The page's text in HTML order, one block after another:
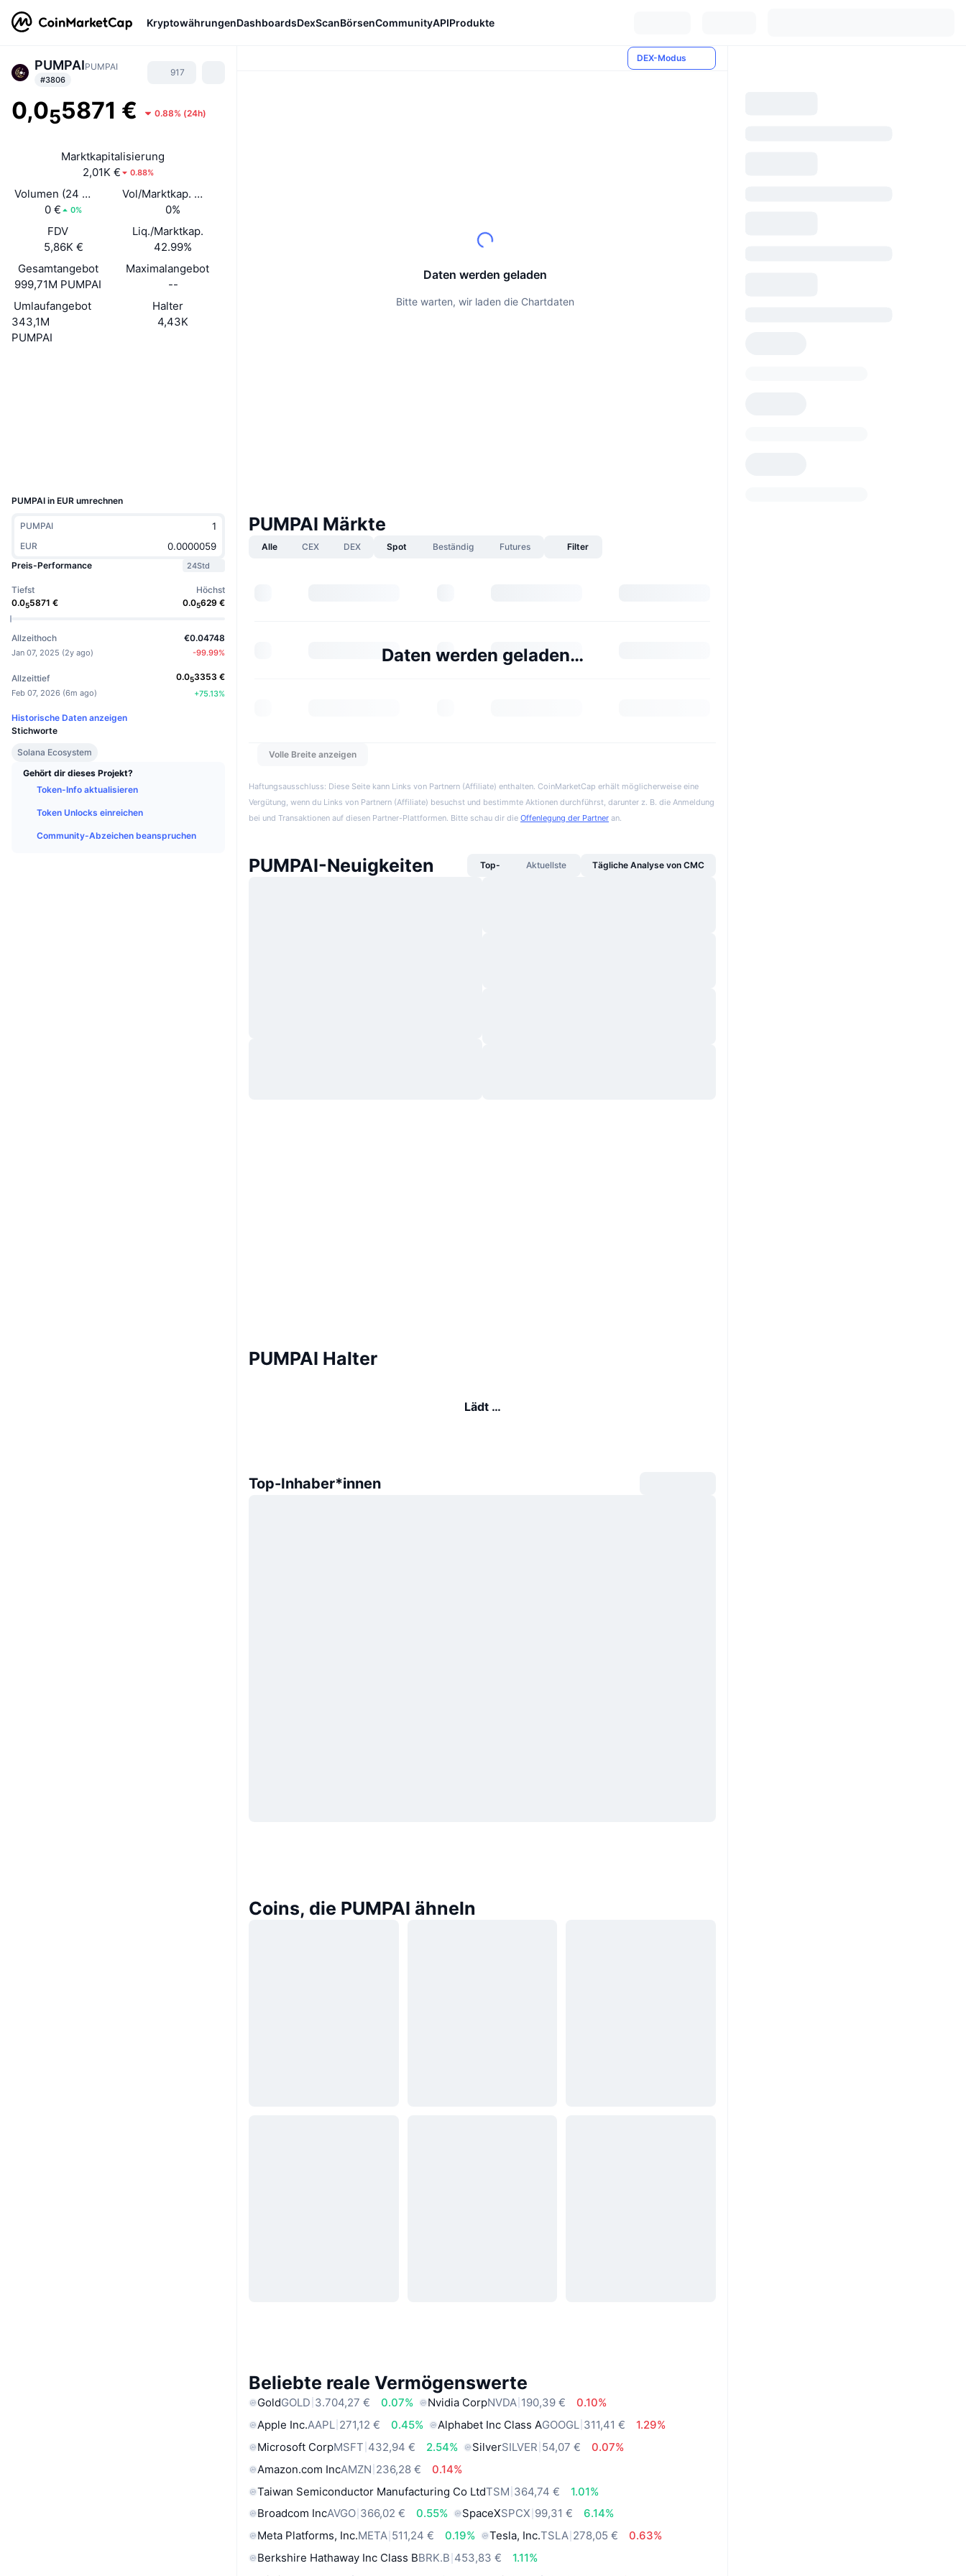
KryptowährungenDashboardsDexScanBörsenCommunityAPIProdukte
PUMPAIPUMPAI
#3806
917
0,055871 € 0.88% (24h)
Marktkapitalisierung
2,01K €
0.88%
Volumen (24 Std.)
0 €
0%
Vol/Marktkap. (24 h)
0%
FDV
5,86K €
Liq./Marktkap.
42.99%
Gesamtangebot
999,71M PUMPAI
Maximalangebot
--
Umlaufangebot
343,1M
PUMPAI
Halter
4,43K
PUMPAI in EUR umrechnen
PUMPAI
EUR
Preis-Performance
24Std
Tiefst
0.055871 €
Höchst
0.05629 €
Allzeithoch
Jan 07, 2025 (2y ago)
€0.04748
-99.99%
Allzeittief
Feb 07, 2026 (6m ago)
0.053353 €
+75.13%
Historische Daten anzeigen
Stichworte
Solana Ecosystem
Gehört dir dieses Projekt?
Token-Info aktualisieren
Token Unlocks einreichen
Community-Abzeichen beanspruchen
DEX-Modus
Daten werden geladen
Bitte warten, wir laden die Chartdaten
PUMPAI Märkte
Alle CEX DEX Spot Beständig Futures Filter
Daten werden geladen…
Volle Breite anzeigen
Haftungsausschluss: Diese Seite kann Links von Partnern (Affiliate) enthalten. CoinMarketCap erhält möglicherweise eine
Vergütung, wenn du Links von Partnern (Affiliate) besuchst und bestimmte Aktionen durchführst, darunter z. B. die Anmeldung
bei und Transaktionen auf diesen Partner-Plattformen. Bitte schau dir die Offenlegung der Partner an.
PUMPAI-Neuigkeiten Top- Aktuellste Tägliche Analyse von CMC
PUMPAI Halter
Lädt …
Top-Inhaber*innen
Coins, die PUMPAI ähneln
Beliebte reale Vermögenswerte
GoldGOLD 3.704,27 € 0.07% Nvidia CorpNVDA 190,39 €
0.10%
Apple Inc.AAPL 271,12 € 0.45% Alphabet Inc Class AGOOGL 311,41 €
1.29%
Microsoft CorpMSFT 432,94 € 2.54% SilverSILVER 54,07 €
0.07%
Amazon.com IncAMZN 236,28 €
0.14%
Taiwan Semiconductor Manufacturing Co LtdTSM 364,74 €
1.01%
Broadcom IncAVGO 366,02 € 0.55% SpaceXSPCX 99,31 €
6.14%
Meta Platforms, Inc.META 511,24 € 0.19% Tesla, Inc.TSLA 278,05 €
0.63%
Berkshire Hathaway Inc Class BBRK.B 453,83 €
1.11%